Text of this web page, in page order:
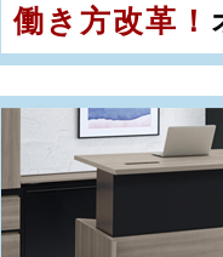
働き方改革！